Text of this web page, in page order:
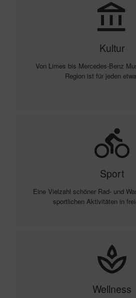
account_balance
Kultur
Von Limes bis Mercedes-Benz
Region ist für jeden
directions_bike
Sport
Eine Vielzahl schöner Rad- und
sportlichen Aktivitäten in
spa
Wellness